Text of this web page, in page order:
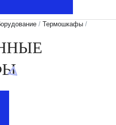
/ Термошкафы /